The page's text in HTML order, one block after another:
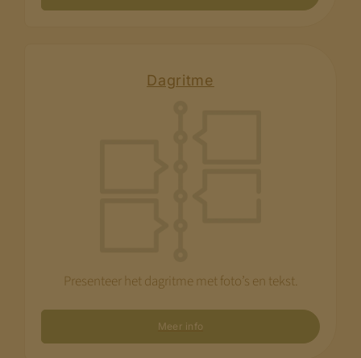
Dagritme
Presenteer het dagritme met foto’s en tekst.
Meer info